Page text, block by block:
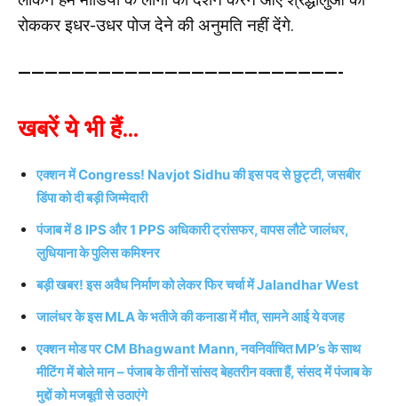
रोककर इधर-उधर पोज देने की अनुमति नहीं देंगे.
————————————————————————-
खबरें ये भी हैं…
एक्शन में Congress! Navjot Sidhu की इस पद से छुट्टी, जसबीर
डिंपा को दी बड़ी जिम्मेदारी
पंजाब में 8 IPS और 1 PPS अधिकारी ट्रांसफर, वापस लौटे जालंधर,
लुधियाना के पुलिस कमिश्नर
बड़ी खबर! इस अवैध निर्माण को लेकर फिर चर्चा में Jalandhar West
जालंधर के इस MLA के भतीजे की कनाडा में मौत, सामने आई ये वजह
एक्शन मोड पर CM Bhagwant Mann, नवनिर्वाचित MP’s के साथ
मीटिंग में बोले मान – पंजाब के तीनों सांसद बेहतरीन वक्ता हैं, संसद में पंजाब के
मुद्दों को मजबूती से उठाएंगे